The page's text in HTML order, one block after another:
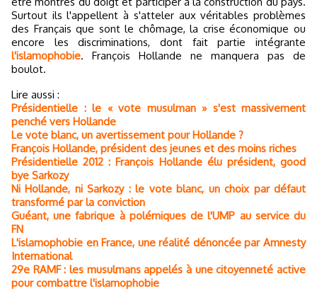
Surtout ils l'appellent à s'atteler aux véritables problèmes
des Français que sont le chômage, la crise économique ou
encore les discriminations, dont fait partie intégrante
l'islamophobie. François Hollande ne manquera pas de
boulot.
Lire aussi :
Présidentielle : le « vote musulman » s'est massivement
penché vers Hollande
Le vote blanc, un avertissement pour Hollande ?
François Hollande, président des jeunes et des moins riches
Présidentielle 2012 : François Hollande élu président, good
bye Sarkozy
Ni Hollande, ni Sarkozy : le vote blanc, un choix par défaut
transformé par la conviction
Guéant, une fabrique à polémiques de l'UMP au service du
FN
L'islamophobie en France, une réalité dénoncée par Amnesty
International
29e RAMF : les musulmans appelés à une citoyenneté active
pour combattre l'islamophobie